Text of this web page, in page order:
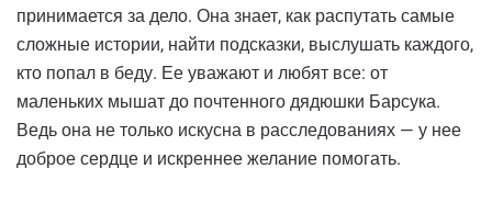
принимается за дело. Она знает, как распутать самые
сложные истории, найти подсказки, выслушать каждого,
кто попал в беду. Ее уважают и любят все: от
маленьких мышат до почтенного дядюшки Барсука.
Ведь она не только искусна в расследованиях — у нее
доброе сердце и искреннее желание помогать.